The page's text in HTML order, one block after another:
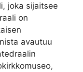
joka sijaitsee
on
avautuu